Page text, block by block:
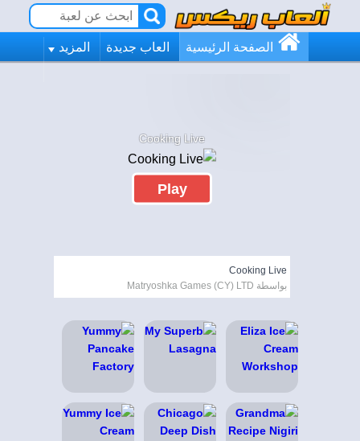
الصفحة الرئيسية العاب جديدة المزيد
Cooking Live
Play
Cooking Live
بواسطة Matryoshka Games (CY) LTD